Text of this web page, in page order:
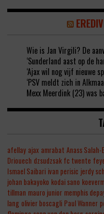
Wie is Jan Virgili? De
‘Sunderland aast op de
‘Ajax wil nog vijf nieuwe
‘PSV meldt zich in
Mexx Meerdink (23) was
afellay ajax amrabat Anass Salah-
Driouech dzsudzsak fc twente
Ismael Saibari ivan perisic jerdy
johan bakayoko kodai sano
tillman mauro junior memphis
lang olivier boscagli Paul Wanner